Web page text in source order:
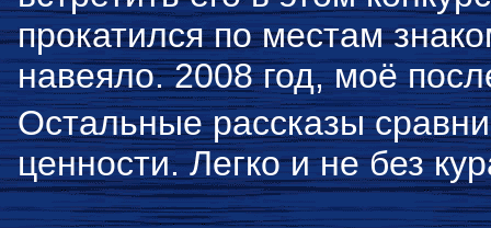
прокатился по местам
навеяло. 2008 год, моё
Остальные рассказы
ценности. Легко и не без